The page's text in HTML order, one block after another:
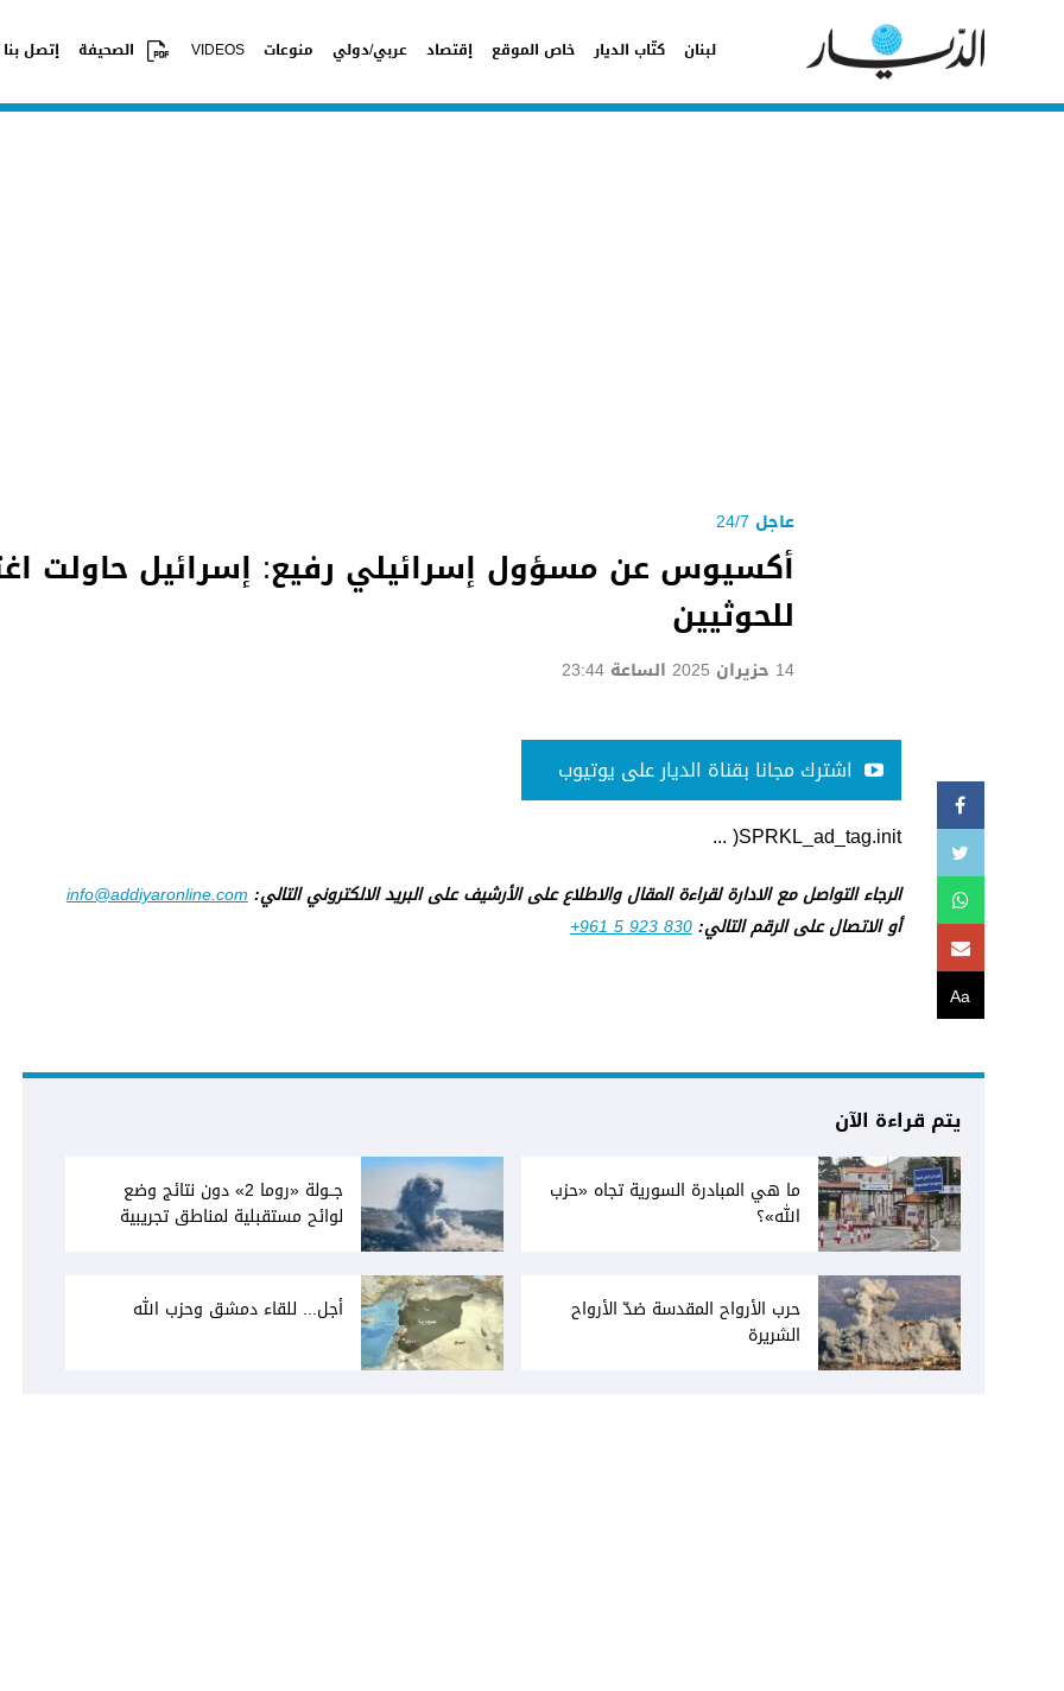
لبنان كتّاب الديار خاص الموقع إقتصاد عربي/دولي منوعات VIDEOS الصحيفة إتصل بنا
عاجل 24/7
أكسيوس عن مسؤول إسرائيلي رفيع: إسرائيل حاولت
للحوثيين
14 حزيران 2025 الساعة 23:44
Aa
اشترك مجانا بقناة الديار على يوتيوب
SPRKL_ad_tag.init( ...
الرجاء التواصل مع الادارة لقراءة المقال والاطلاع على الأرشيف على البريد الالكتروني التالي:info@addiyaronline.com
أو الاتصال على الرقم التالي:+961 5 923 830
يتم قراءة الآن
ما هي المبادرة السورية تجاه «حزب
الله»؟
جــولة «روما 2» دون نتائج وضع
لوائح مستقبلية لمناطق تجريبية
حرب الأرواح المقدسة ضدّ الأرواح
الشريرة
أجل... للقاء دمشق وحزب الله